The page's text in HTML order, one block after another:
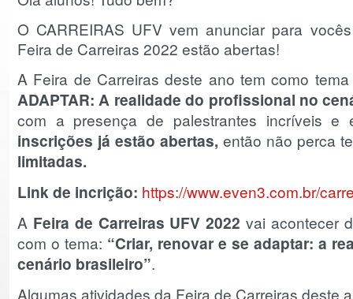
O CARREIRAS UFV vem anunciar para
Feira de Carreiras 2022 estão abertas!
A Feira de Carreiras deste ano tem como
ADAPTAR: A realidade do profissional no
com a presença de palestrantes incríveis e
inscrições já estão abertas, então não perca
limitadas.
Link de incrição: https://www.even3.com.br/
A Feira de Carreiras UFV 2022 vai acontecer
com o tema: “Criar, renovar e se adaptar: a
cenário brasileiro”.
Algumas atividades da Feira de Carreiras deste